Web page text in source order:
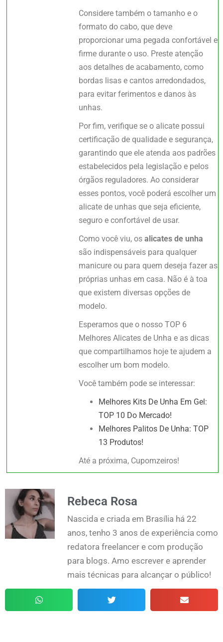
Considere também o tamanho e o
formato do cabo, que deve
proporcionar uma pegada confortável e
firme durante o uso. Preste atenção
aos detalhes de acabamento, como
bordas lisas e cantos arredondados,
para evitar ferimentos e danos às
unhas.
Por fim, verifique se o alicate possui
certificação de qualidade e segurança,
garantindo que ele atenda aos padrões
estabelecidos pela legislação e pelos
órgãos reguladores. Ao considerar
esses pontos, você poderá escolher um
alicate de unhas que seja eficiente,
seguro e confortável de usar.
Como você viu, osalicates de unha
são indispensáveis para qualquer
manicure ou para quem deseja fazer as
próprias unhas em casa. Não é à toa
que existem diversas opções de
modelo.
Esperamos que o nosso TOP 6
Melhores Alicates de Unha e as dicas
que compartilhamos hoje te ajudem a
escolher um bom modelo.
Você também pode se interessar:
Melhores Kits De Unha Em Gel:
TOP 10 Do Mercado!
Melhores Palitos De Unha: TOP
13 Produtos!
Até a próxima, Cupomzeiros!
Rebeca Rosa
Nascida e criada em Brasília há 22
anos, tenho 3 anos de experiência como
redatora freelancer e com produção
para blogs. Amo escrever e aprender
mais técnicas para alcançar o público!